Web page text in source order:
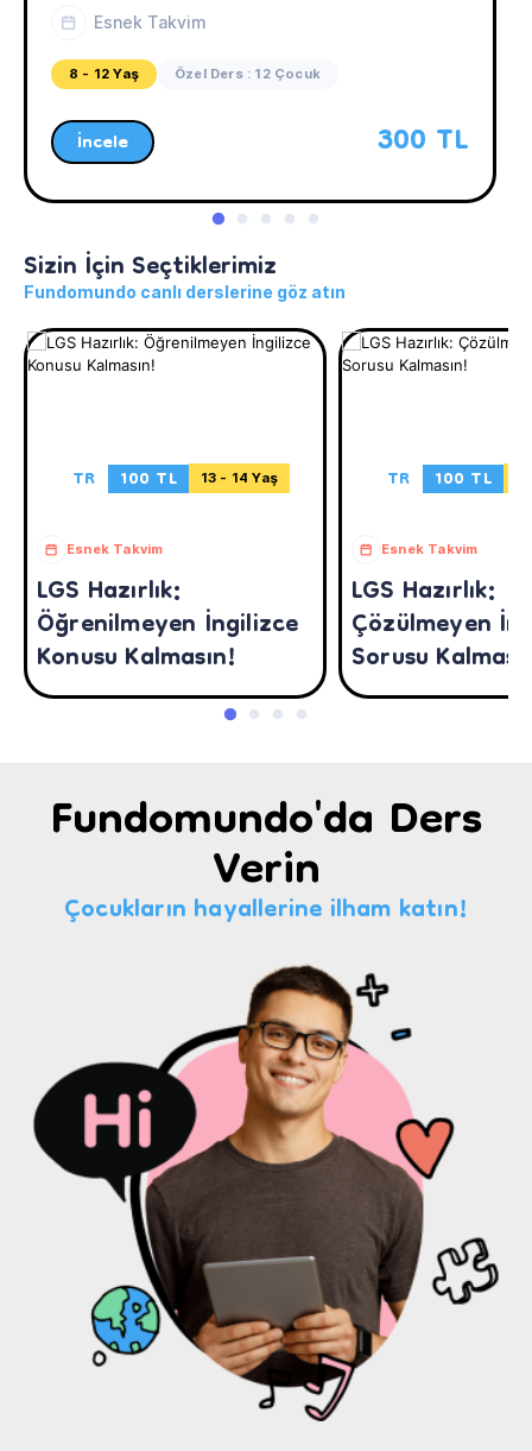
Esnek Takvim
8 - 12 Yaş Özel Ders : 12 Çocuk
İncele 300 TL
Sizin İçin Seçtiklerimiz
Fundomundo canlı derslerine göz atın
TR 100 TL 13 - 14 Yaş
Esnek Takvim
LGS Hazırlık:
Öğrenilmeyen İngilizce
Konusu Kalmasın!
TR 100 TL
Esnek Takvim
LGS Hazırlık:
Çözülmeyen
Sorusu
Fundomundo'da Ders
Verin
Çocukların hayallerine ilham katın!